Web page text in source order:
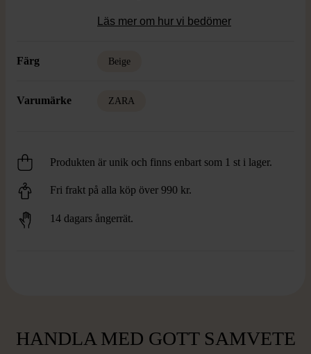
Läs mer om hur vi bedömer
Färg Beige
Varumärke ZARA
Produkten är unik och finns enbart som 1 st i lager.
Fri frakt på alla köp över 990 kr.
14 dagars ångerrät.
HANDLA MED GOTT SAMVETE